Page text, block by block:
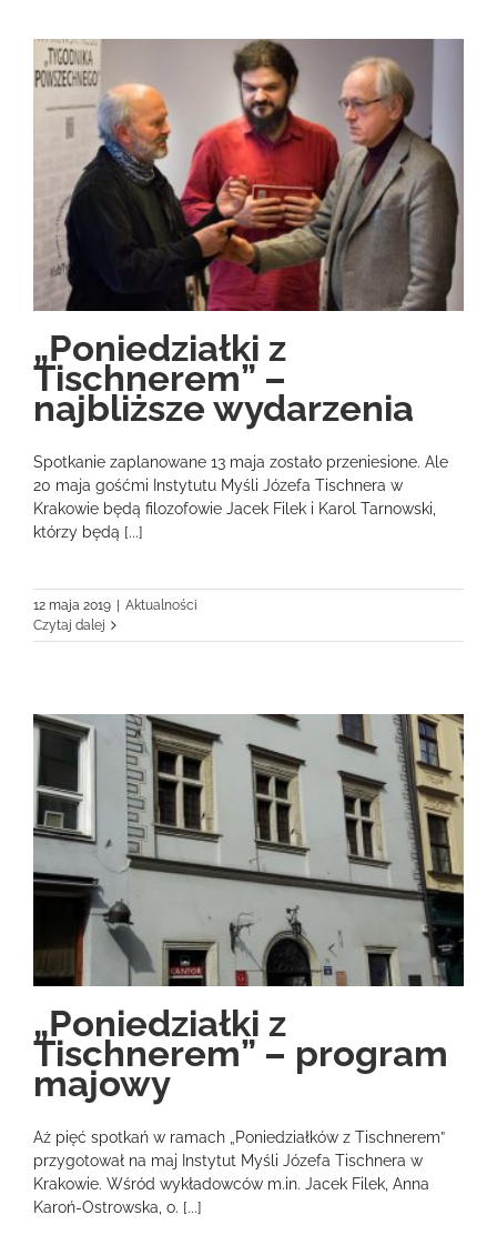
„Poniedziałki z
Tischnerem” –
najbliższe wydarzenia
Spotkanie zaplanowane 13 maja zostało przeniesione. Ale
20 maja gośćmi Instytutu Myśli Józefa Tischnera w
Krakowie będą filozofowie Jacek Filek i Karol Tarnowski,
którzy będą [...]
12 maja 2019 | Aktualności
Czytaj dalej
„Poniedziałki z
Tischnerem” – program
majowy
Aż pięć spotkań w ramach „Poniedziałków z Tischnerem”
przygotował na maj Instytut Myśli Józefa Tischnera w
Krakowie. Wśród wykładowców m.in. Jacek Filek, Anna
Karoń-Ostrowska, o. [...]